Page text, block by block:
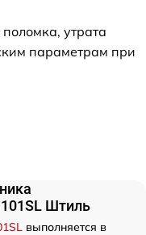
утрата
параметрам при
Штиль
выполняется в